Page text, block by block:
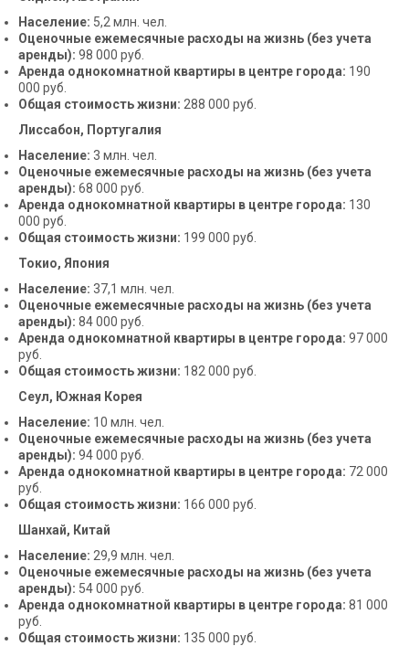
Население: 5,2 млн. чел.
Оценочные ежемесячные расходы на жизнь (без учета
аренды): 98 000 руб.
Аренда однокомнатной квартиры в центре города: 190
000 руб.
Общая стоимость жизни: 288 000 руб.
Лиссабон, Португалия
Население: 3 млн. чел.
Оценочные ежемесячные расходы на жизнь (без учета
аренды): 68 000 руб.
Аренда однокомнатной квартиры в центре города: 130
000 руб.
Общая стоимость жизни: 199 000 руб.
Токио, Япония
Население: 37,1 млн. чел.
Оценочные ежемесячные расходы на жизнь (без учета
аренды): 84 000 руб.
Аренда однокомнатной квартиры в центре города: 97 000
руб.
Общая стоимость жизни: 182 000 руб.
Сеул, Южная Корея
Население: 10 млн. чел.
Оценочные ежемесячные расходы на жизнь (без учета
аренды): 94 000 руб.
Аренда однокомнатной квартиры в центре города: 72 000
руб.
Общая стоимость жизни: 166 000 руб.
Шанхай, Китай
Население: 29,9 млн. чел.
Оценочные ежемесячные расходы на жизнь (без учета
аренды): 54 000 руб.
Аренда однокомнатной квартиры в центре города: 81 000
руб.
Общая стоимость жизни: 135 000 руб.